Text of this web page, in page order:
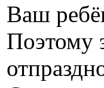
Ваш
Поэтому